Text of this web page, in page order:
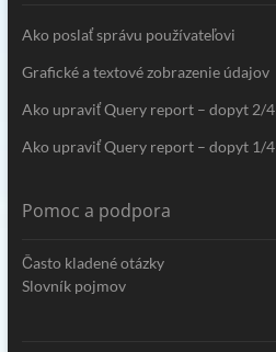
Ako poslať správu používateľovi
Grafické a textové zobrazenie údajov
Ako upraviť Query report – dopyt 2/4
Ako upraviť Query report – dopyt 1/4
Pomoc a podpora
Často kladené otázky
Slovník pojmov